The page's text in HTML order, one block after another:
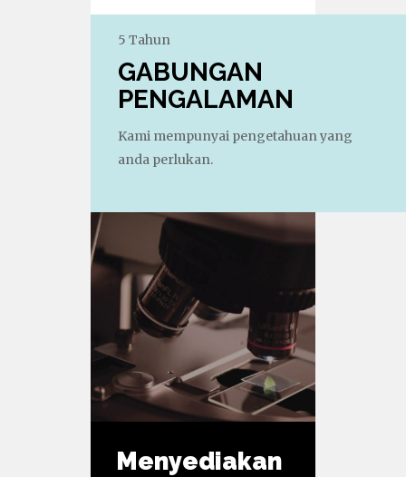
5 Tahun
GABUNGAN
PENGALAMAN
Kami mempunyai pengetahuan yang
anda perlukan.
Menyediakan